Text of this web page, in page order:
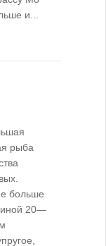
и...
рыба
больше
20—